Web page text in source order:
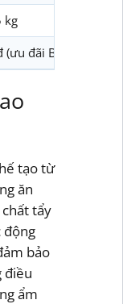
kg
đãi Biotechpool)
tạo từ
ăn
tẩy
động
bảo
điều
ẩm